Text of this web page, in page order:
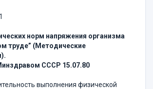
норм напряжения организма
труде” (Методические
СССР 15.07.80
выполнения физической